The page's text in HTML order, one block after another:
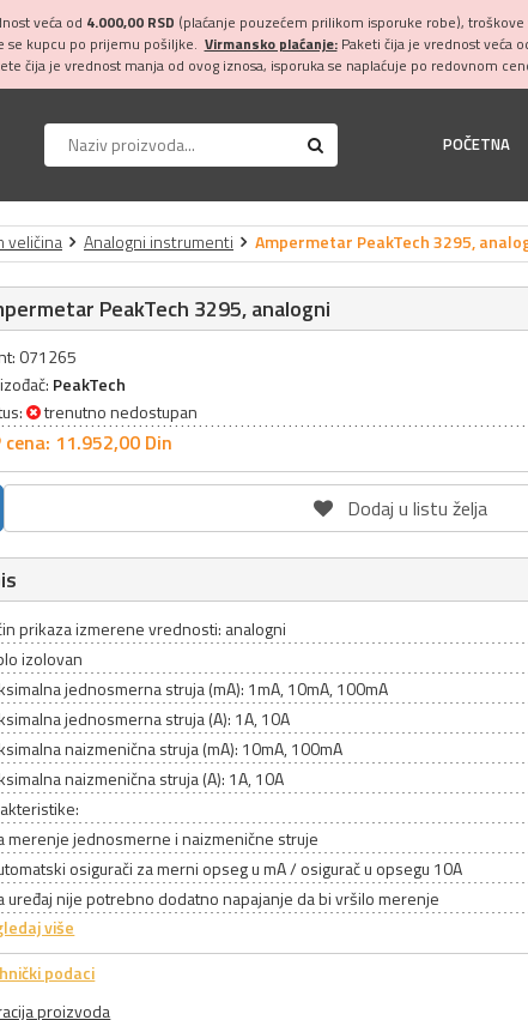
veća od 4.000,00 RSD (plaćanje pouzećem prilikom isporuke robe),
se kupcu po prijemu pošiljke. Virmansko plaćanje:Paketi čija je vrednost veća
čija je vrednost manja od ovog iznosa, isporuka se naplaćuje po redovnom
POČETNA
veličina Analogni instrumenti Ampermetar PeakTech 3295,
PeakTech 3295, analogni
071265
PeakTech
trenutno nedostupan
cena: 11.952,00 Din
Dodaj u listu želja
prikaza izmerene vrednosti: analogni
izolovan
jednosmerna struja (mA): 1mA, 10mA, 100mA
jednosmerna struja (A): 1A, 10A
naizmenična struja (mA): 10mA, 100mA
naizmenična struja (A): 1A, 10A
merenje jednosmerne i naizmenične struje
osigurači za merni opseg u mA / osigurač u opsegu 10A
uređaj nije potrebno dodatno napajanje da bi vršilo merenje
više
podaci
proizvoda